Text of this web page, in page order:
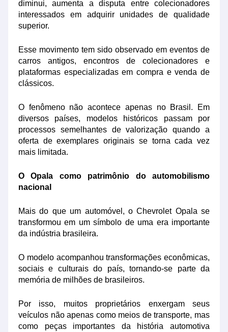
diminui, aumenta a disputa entre colecionadores
interessados em adquirir unidades de qualidade
superior.
Esse movimento tem sido observado em eventos de
carros antigos, encontros de colecionadores e
plataformas especializadas em compra e venda de
clássicos.
O fenômeno não acontece apenas no Brasil. Em
diversos países, modelos históricos passam por
processos semelhantes de valorização quando a
oferta de exemplares originais se torna cada vez
mais limitada.
O Opala como patrimônio do automobilismo
nacional
Mais do que um automóvel, o Chevrolet Opala se
transformou em um símbolo de uma era importante
da indústria brasileira.
O modelo acompanhou transformações econômicas,
sociais e culturais do país, tornando-se parte da
memória de milhões de brasileiros.
Por isso, muitos proprietários enxergam seus
veículos não apenas como meios de transporte, mas
como peças importantes da história automotiva